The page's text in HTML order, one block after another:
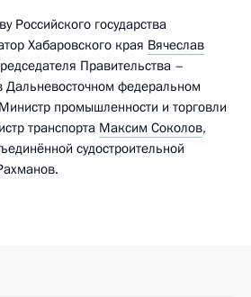
Российского государства
Хабаровского края Вячеслав
Правительства –
Дальневосточном федеральном
промышленности и торговли
транспорта Максим Соколов,
судостроительной